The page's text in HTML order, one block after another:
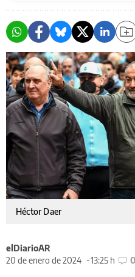
Héctor Daer
elDiarioAR
20 de enero de 2024
13:25 h 0